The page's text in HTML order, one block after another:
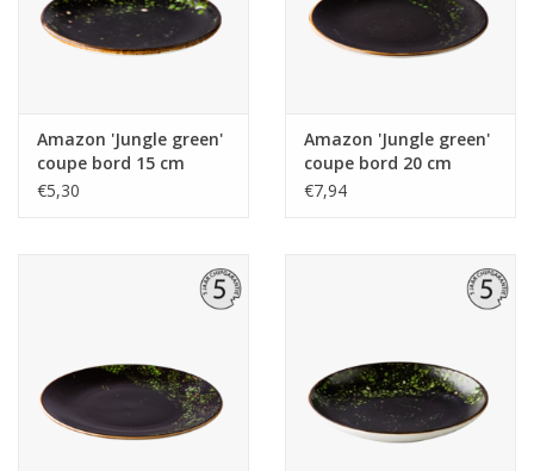
Amazon 'Jungle green'
coupe bord 15 cm
€5,30
Amazon 'Jungle green'
coupe bord 20 cm
€7,94